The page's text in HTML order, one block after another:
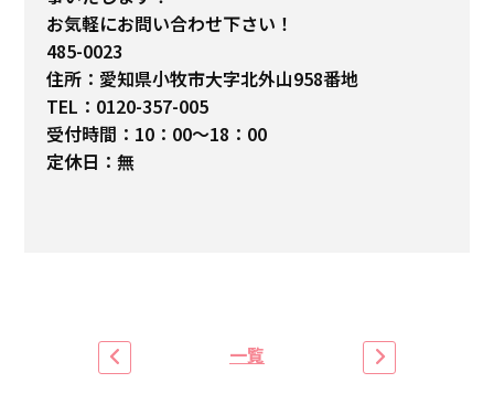
お気軽にお問い合わせ下さい！
485-0023
住所：愛知県小牧市大字北外山958番地
TEL：0120-357-005
受付時間：10：00～18：00
定休日：無
一覧